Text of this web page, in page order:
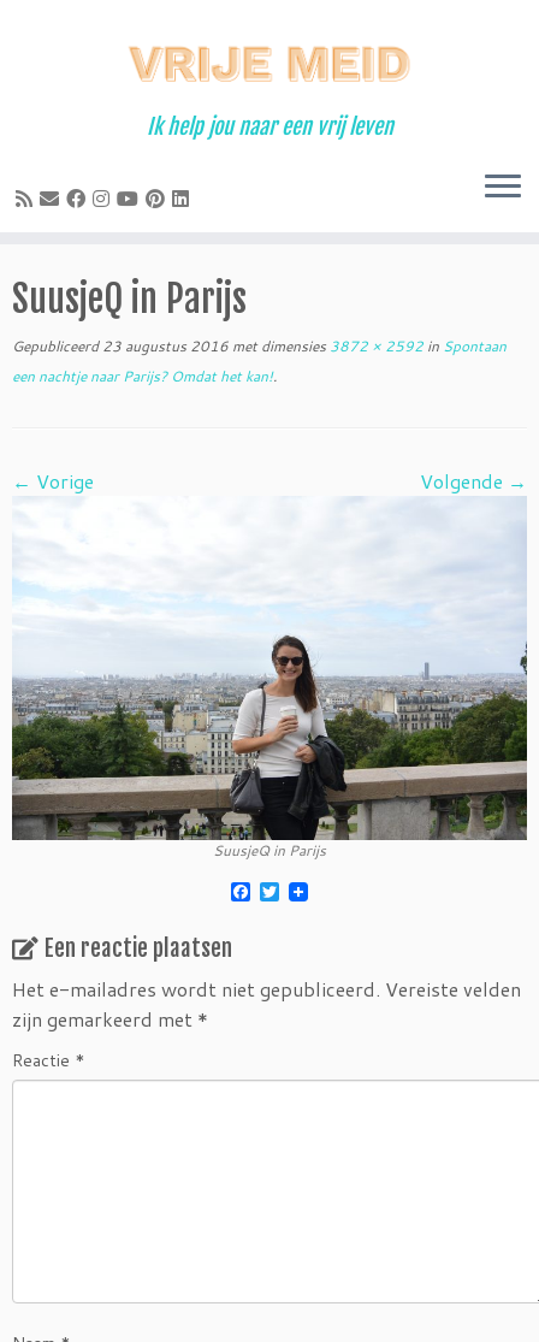
Ik help jou naar een vrij leven
SuusjeQ in Parijs
Gepubliceerd 23 augustus 2016 met dimensies 3872 × 2592 in Spontaan
een nachtje naar Parijs? Omdat het kan!.
← Vorige Volgende →
SuusjeQ in Parijs
F
o
T
w
e
r
Een reactie plaatsen
Het e-mailadres wordt niet gepubliceerd. Vereiste velden
zijn gemarkeerd met *
Reactie *